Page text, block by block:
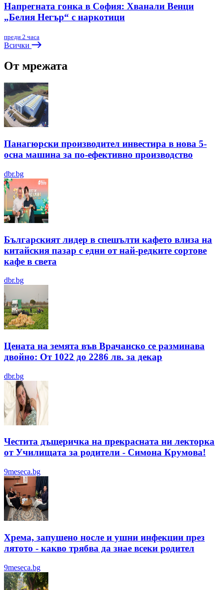
Напрегната гонка в София: Хванали Венци
„Белия Негър“ с наркотици
преди 2 часа
Всички
От мрежата
Панагюрски производител инвестира в нова 5-
осна машина за по-ефективно производство
dbr.bg
Българският лидер в спешълти кафето влиза на
китайския пазар с едни от най-редките сортове
кафе в света
dbr.bg
Цената на земята във Врачанско се разминава
двойно: От 1022 до 2286 лв. за декар
dbr.bg
Честита дъщеричка на прекрасната ни лекторка
от Училищата за родители - Симона Крумова!
9meseca.bg
Хрема, запушено носле и ушни инфекции през
лятотo - какво трябва да знае всеки родител
9meseca.bg